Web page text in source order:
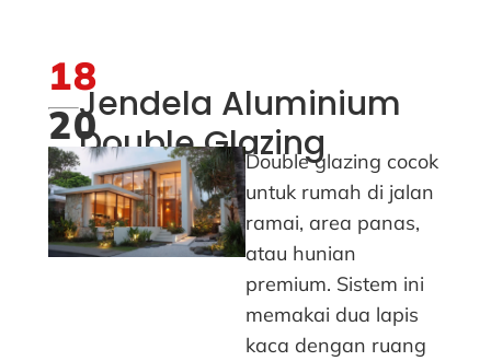
18
20Jendela Aluminium
Double GlazingDouble glazing cocok
untuk rumah di jalan
ramai, area panas,
atau hunian
premium. Sistem ini
memakai dua lapis
kaca dengan ruang